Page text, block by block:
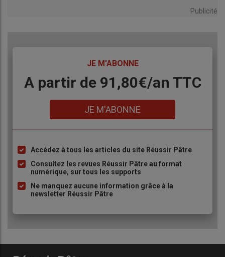
Publicité
JE M'ABONNE
Body
A partir de 91,80€/an​ TTC
JE M'ABONNE
Liste
à
puce
Accédez à tous les articles du site Réussir Pâtre
Consultez les revues Réussir Pâtre au format
numérique, sur tous les supports
Ne manquez aucune information grâce à la
newsletter Réussir Pâtre